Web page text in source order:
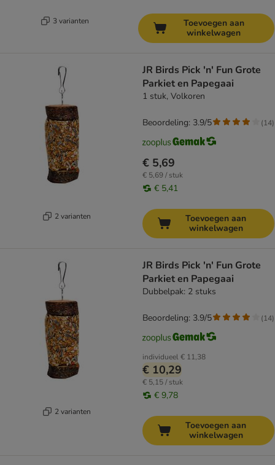
3 varianten
Toevoegen aan
winkelwagen
2 varianten
JR Birds Pick 'n' Fun Grote
Parkiet en Papegaai
1 stuk, Volkoren
€ 5,69
€ 5,69 / stuk
€ 5,41
Beoordeling: 3.9/5 (14)
Toevoegen aan
winkelwagen
2 varianten
JR Birds Pick 'n' Fun Grote
Parkiet en Papegaai
Dubbelpak: 2 stuks
individueel€ 11,38
€ 10,29
€ 5,15 / stuk
€ 9,78
Beoordeling: 3.9/5 (14)
Toevoegen aan
winkelwagen